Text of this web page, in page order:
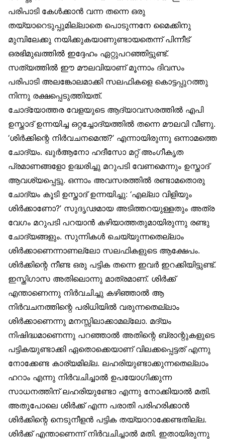
പരിപാടി കേൾക്കാൻ വന്ന തന്നെ ഒരു
തയ്യാറെടുപ്പുമില്ലാതെ പൊടുന്നനേ മൈക്കിനു
മുമ്പിലേക്കു നയിക്കുകയാണുണ്ടായതെന്ന് പിന്നീട്
ഒരഭിമുഖത്തിൽ ഇദ്ദേഹം ഏറ്റുപറഞ്ഞിട്ടുണ്ട്.
സത്യത്തിൽ ഈ മൗലവിയാണ് മൂന്നാം ദിവസം
പരിപാടി അലങ്കോലമാക്കി സലഫികളെ കൊട്ടപ്പുറത്തു
നിന്നു രക്ഷപ്പെടുത്തിയത്.
ചോദ്യോത്തര വേളയുടെ ആദ്യാവസരത്തിൽ എപി
ഉസ്താദ് ഉന്നയിച്ച ഒറ്റച്ചോദ്യത്തിൽ തന്നെ മൗലവി വീണു.
‘ശിർക്കിന്റെ നിർവചനമെന്ത്?’ എന്നായിരുന്നു ഒന്നാമത്തെ
ചോദ്യം. ഖുർആനോ ഹദീസോ മറ്റ് അംഗീകൃത
പ്രമാണങ്ങളോ ഉദ്ധരിച്ചു മറുപടി വേണമെന്നും ഉസ്താദ്
ആവശ്യപ്പെട്ടു. ഒന്നാം അവസരത്തിൽ രണ്ടാമതൊരു
ചോദ്യം കൂടി ഉസ്താദ് ഉന്നയിച്ചു: ‘എല്ലാ വിളിയും
ശിർക്കാണോ?’ സുദൃഢമായ അടിത്തറയുള്ളതും അത്ര
വേഗം മറുപടി പറയാൻ കഴിയാത്തതുമായിരുന്നു രണ്ടു
ചോദ്യങ്ങളും. സുന്നികൾ ചെയ്യുന്നതെല്ലാം
ശിർക്കാണെന്നാണല്ലോ സലഫികളുടെ ആക്ഷേപം.
ശിർക്കിന്റെ നീണ്ട ഒരു പട്ടിക തന്നെ ഇവർ ഇറക്കിയിട്ടുണ്ട്.
ഇസ്തിഗാസ അതിലൊന്നു മാത്രമാണ്. ശിർക്ക്
എന്താണെന്നു നിർവചിച്ചു കഴിഞ്ഞാൽ ആ
നിർവചനത്തിന്റെ പരിധിയിൽ വരുന്നതെല്ലാം
ശിർക്കാണെന്നു മനസ്സിലാക്കാമല്ലോ. മദ്യം
നിഷിദ്ധമാണെന്നു പറഞ്ഞാൽ അതിന്റെ ബ്രാന്റുകളുടെ
പട്ടികയുണ്ടാക്കി ഏതൊക്കെയാണ് വിലക്കപ്പെട്ടത് എന്നു
നോക്കേണ്ട കാര്യമില്ല. ലഹരിയുണ്ടാക്കുന്നതെല്ലാം
ഹറാം എന്നു നിർവചിച്ചാൽ ഉപയോഗിക്കുന്ന
സാധനത്തിന് ലഹരിയുണ്ടോ എന്നു നോക്കിയാൽ മതി.
അതുപോലെ ശിർക്ക് എന്ന പരാതി പരിഹരിക്കാൻ
ശിർക്കിന്റെ നെടുനീളൻ പട്ടിക തയ്യാറാക്കേണ്ടതില്ല.
ശിർക്ക് എന്താണെന്ന് നിർവചിച്ചാൽ മതി. ഇതായിരുന്നു